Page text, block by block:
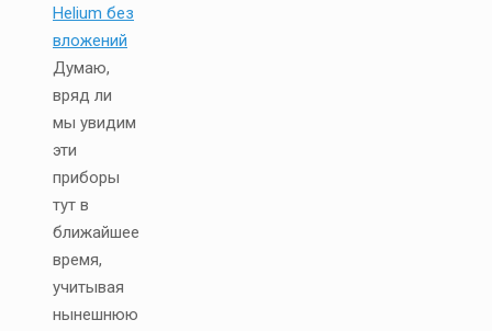
Helium без
вложений
Думаю,
вряд ли
мы увидим
эти
приборы
тут в
ближайшее
время,
учитывая
нынешнюю